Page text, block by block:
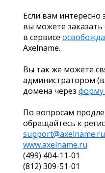
Если вам
вы можете
в сервисе
Axelname.
Вы так же можете
администратором
домена через форму
По вопросам
обращайтесь к
support@axelname.ru
www.axelname.ru
(499) 404-11-01
(812) 309-51-01